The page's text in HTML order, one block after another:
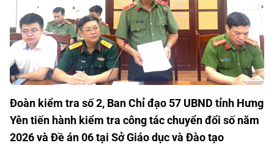
Đoàn kiểm tra số 2, Ban Chỉ đạo 57 UBND tỉnh Hưng
Yên tiến hành kiểm tra công tác chuyển đổi số năm
2026 và Đề án 06 tại Sở Giáo dục và Đào tạo